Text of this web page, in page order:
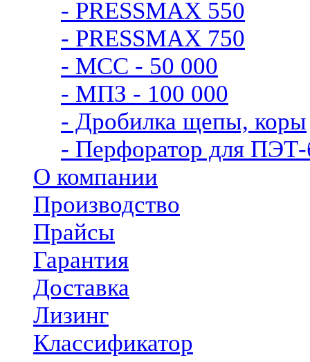
- PRESSMAX 550
- PRESSMAX 750
- МСС - 50 000
- МПЗ - 100 000
- Дробилка щепы, коры
- Перфоратор для
О компании
Производство
Прайсы
Гарантия
Доставка
Лизинг
Классификатор